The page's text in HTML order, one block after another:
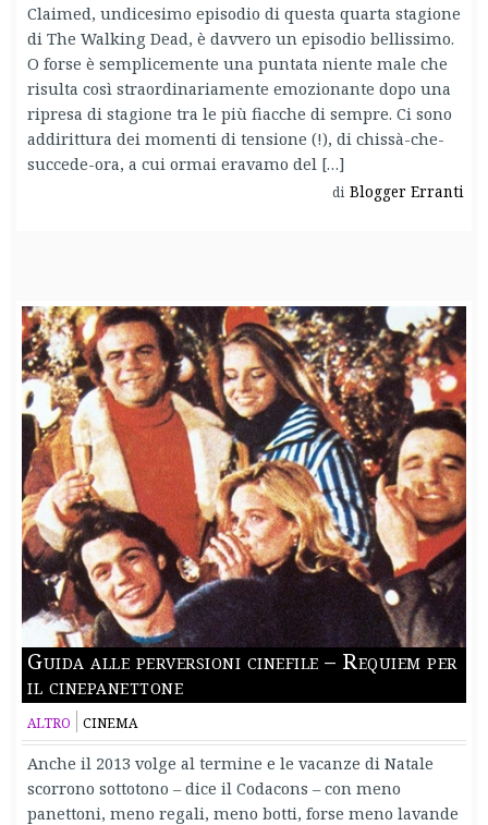
Claimed, undicesimo episodio di questa quarta stagione
di The Walking Dead, è davvero un episodio bellissimo.
O forse è semplicemente una puntata niente male che
risulta così straordinariamente emozionante dopo una
ripresa di stagione tra le più fiacche di sempre. Ci sono
addirittura dei momenti di tensione (!), di chissà-che-
succede-ora, a cui ormai eravamo del […]
di Blogger Erranti
Guida alle perversioni cinefile – Requiem per
il cinepanettone
ALTRO CINEMA
Anche il 2013 volge al termine e le vacanze di Natale
scorrono sottotono – dice il Codacons – con meno
panettoni, meno regali, meno botti, forse meno lavande